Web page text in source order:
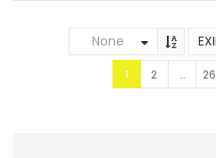
None
1 2 … 26